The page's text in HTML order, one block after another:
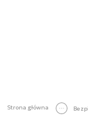
Strona główna